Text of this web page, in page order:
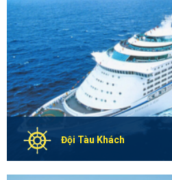
Đội Tàu Khách